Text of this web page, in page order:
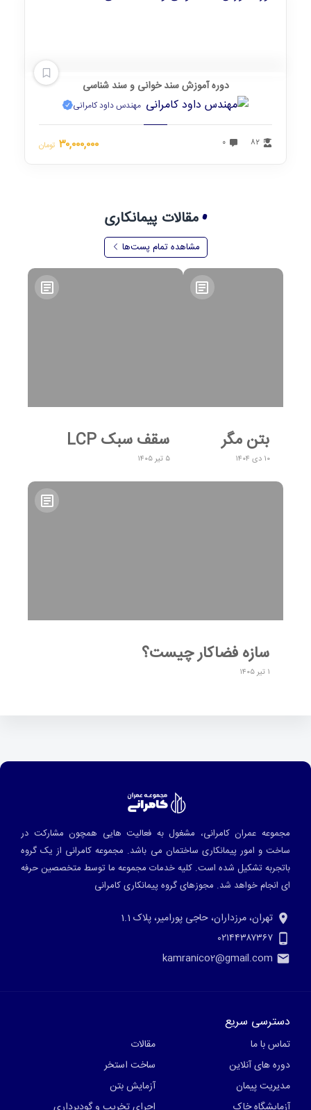
دوره آموزش سند خوانی و سند شناسی
مهندس داود کامرانی
۸۲ ۰ ۳۰,۰۰۰,۰۰۰ تومان
مقالات پیمانکاری
مشاهده تمام پست‌ها
بتن مگر
۱۰ دی ۱۴۰۴
سقف سبک LCP
۵ تیر ۱۴۰۵
سازه فضاکار چیست؟
۱ تیر ۱۴۰۵
مجموعه عمران کامرانی، مشغول به فعالیت هایی همچون مشارکت در
ساخت و امور پیمانکاری ساختمان می باشد. مجموعه کامرانی از یک گروه
باتجربه تشکیل شده است. کلیه خدمات مجموعه ما توسط متخصصین حرفه
ای انجام خواهد شد. مجوزهای گروه پیمانکاری کامرانی
تهران، مرزداران، حاجی پورامیر، پلاک 1.1
۰۲۱۴۴۳۸۷۳۶۷
kamranico2@gmail.com
دسترسی سریع
تماس با ما
مقالات
دوره های آنلاین
ساخت استخر
مدیریت پیمان
آزمایش بتن